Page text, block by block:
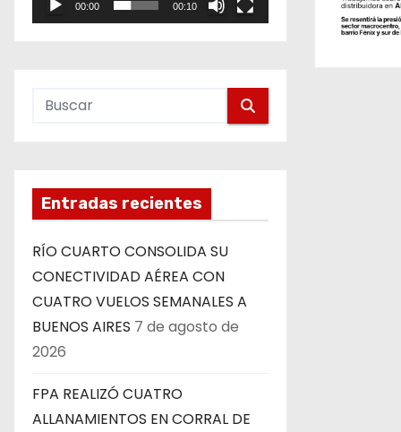
00:00 00:10
Entradas recientes
RÍO CUARTO CONSOLIDA SU
CONECTIVIDAD AÉREA CON
CUATRO VUELOS SEMANALES A
BUENOS AIRES 7 de agosto de
2026
FPA REALIZÓ CUATRO
ALLANAMIENTOS EN CORRAL DE
e